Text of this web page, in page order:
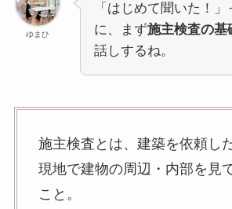
ゆまひ
「はじめて聞いた！
に、まず施主検査の基
話しするね。
施主検査とは、建築を依頼した
現地で建物の周辺・内部を見
こと。